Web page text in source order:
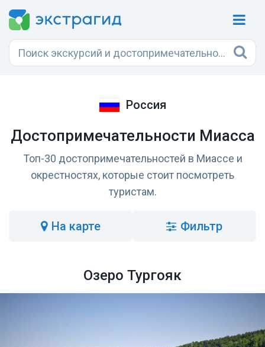
Россия
Достопримечательности Миасса
Топ-30 достопримечательностей в Миассе и
окрестностях, которые стоит посмотреть
туристам.
на карте Фильтр
Озеро Тургояк